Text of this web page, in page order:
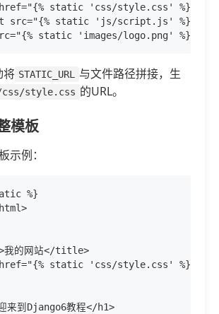
static 'css/style.css' %}"
src="{% static 'js/script.js' %}"></
将 STATIC_URL
与文件路径拼接，生
style.css 的URL。
模板
示例：
%}
的网站</title>
static 'css/style.css' %}"
来到Django6教程</h1>